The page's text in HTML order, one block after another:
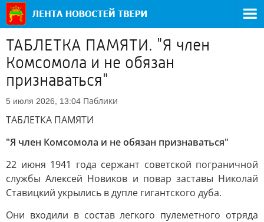
ТАБЛЕТКА ПАМЯТИ. "Я член
Комсомола и не обязан
признаваться"
5 июля 2026, 13:04 Паблики
ТАБЛЕТКА ПАМЯТИ
"Я член Комсомола и не обязан признаваться"
22 июня 1941 года сержант советской пограничной
службы Алексей Новиков и повар заставы Николай
Ставицкий укрылись в дупле гигантского дуба.
Они входили в состав легкого пулеметного отряда